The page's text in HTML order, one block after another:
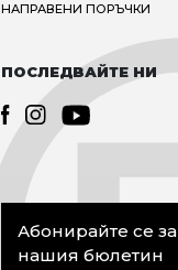
НАПРАВЕНИ ПОРЪЧКИ
ПОСЛЕДВАЙТЕ НИ
Абонирайте се за
нашия бюлетин